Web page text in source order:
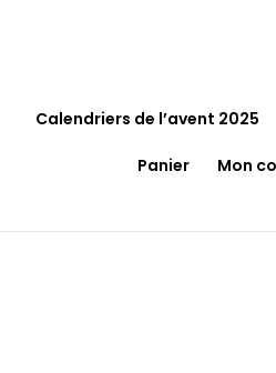
Calendriers de l’avent 2025
Panier Mon